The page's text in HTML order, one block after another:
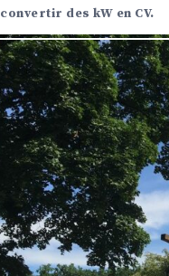
convertir des kW en CV.